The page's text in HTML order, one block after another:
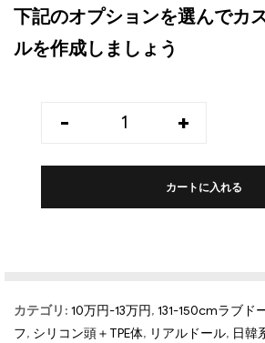
下記のオプションを選んでカ
ルを作成しましょう
- +
カートに入れる
カテゴリ: 10万円-13万円, 131-150cmラブド
フ, シリコン頭＋TPE体, リアルドール, 日韓